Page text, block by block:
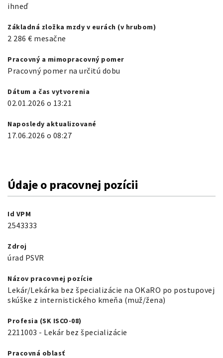
ihneď
Základná zložka mzdy v eurách (v hrubom)
2 286 € mesačne
Pracovný a mimopracovný pomer
Pracovný pomer na určitú dobu
Dátum a čas vytvorenia
02.01.2026 o 13:21
Naposledy aktualizované
17.06.2026 o 08:27
Údaje o pracovnej pozícii
Id VPM
2543333
Zdroj
úrad PSVR
Názov pracovnej pozície
Lekár/Lekárka bez špecializácie na OKaRO po postupovej
skúške z internistického kmeňa (muž/žena)
Profesia (SK ISCO-08)
2211003 - Lekár bez špecializácie
Pracovná oblasť